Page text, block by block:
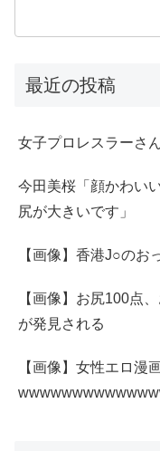
最近の投稿
女子プロレスラーさ
今田美桜「顔かわい
尻が大きいです」
【画像】香港J○のお
【画像】お尻100点
が発見される
【画像】女性エロ漫